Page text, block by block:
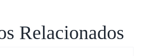
Relacionados